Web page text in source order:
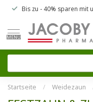
Bis zu - 40% sparen mit
MENU
Startseite / Weidezaun